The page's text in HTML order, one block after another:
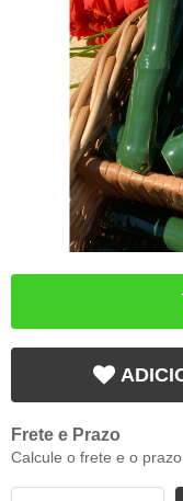
Frete e Prazo
Calcule o frete e o